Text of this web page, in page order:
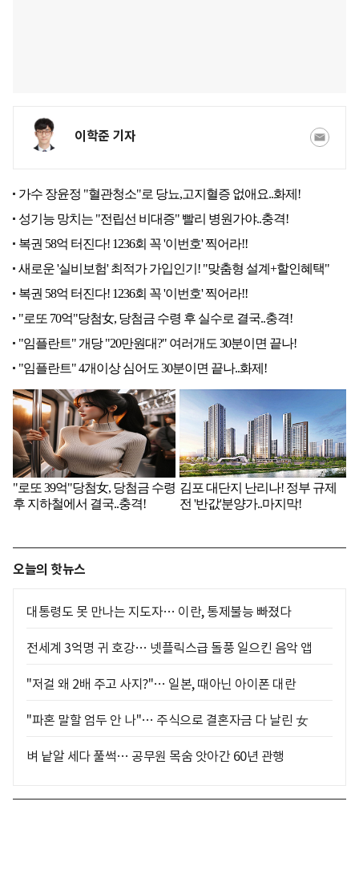
이학준 기자
오늘의 핫뉴스
대통령도 못 만나는 지도자… 이란, 통제불능 빠졌다
전세계 3억명 귀 호강… 넷플릭스급 돌풍 일으킨 음악 앱
"저걸 왜 2배 주고 사지?"… 일본, 때아닌 아이폰 대란
"파혼 말할 엄두 안 나"… 주식으로 결혼자금 다 날린 女
벼 낱알 세다 풀썩… 공무원 목숨 앗아간 60년 관행